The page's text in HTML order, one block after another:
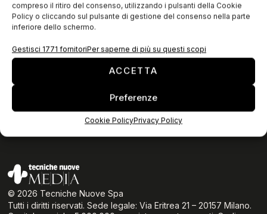
compreso il ritiro del consenso, utilizzando i pulsanti della Cookie
Policy o cliccando sul pulsante di gestione del consenso nella parte
inferiore dello schermo.
Gestisci 1771 fornitoriPer saperne di più su questi scopi
ACCETTA
Preferenze
Cookie PolicyPrivacy Policy
ISCRIVITI ALLA NEWSLETTER
Cookie Policy
© 2026 Tecniche Nuove Spa
Tutti i diritti riservati. Sede legale: Via Eritrea 21 – 20157 Milano.